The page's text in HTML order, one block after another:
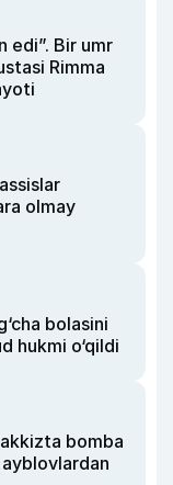
edi”. Bir umr
Rimma
olmay
bolasini
hukmi o‘qildi
bomba